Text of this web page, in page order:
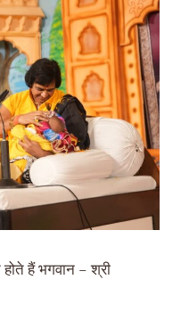
हैं भगवान – श्री